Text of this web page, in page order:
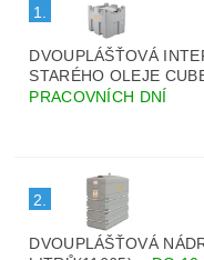
1.
DVOUPLÁŠŤOVÁ
STARÉHO OLEJE
PRACOVNÍCH DNÍ
2.
DVOUPLÁŠŤOVÁ